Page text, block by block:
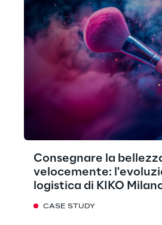
Consegnare la
velocemente:
logistica di KIKO
CASE STUDY